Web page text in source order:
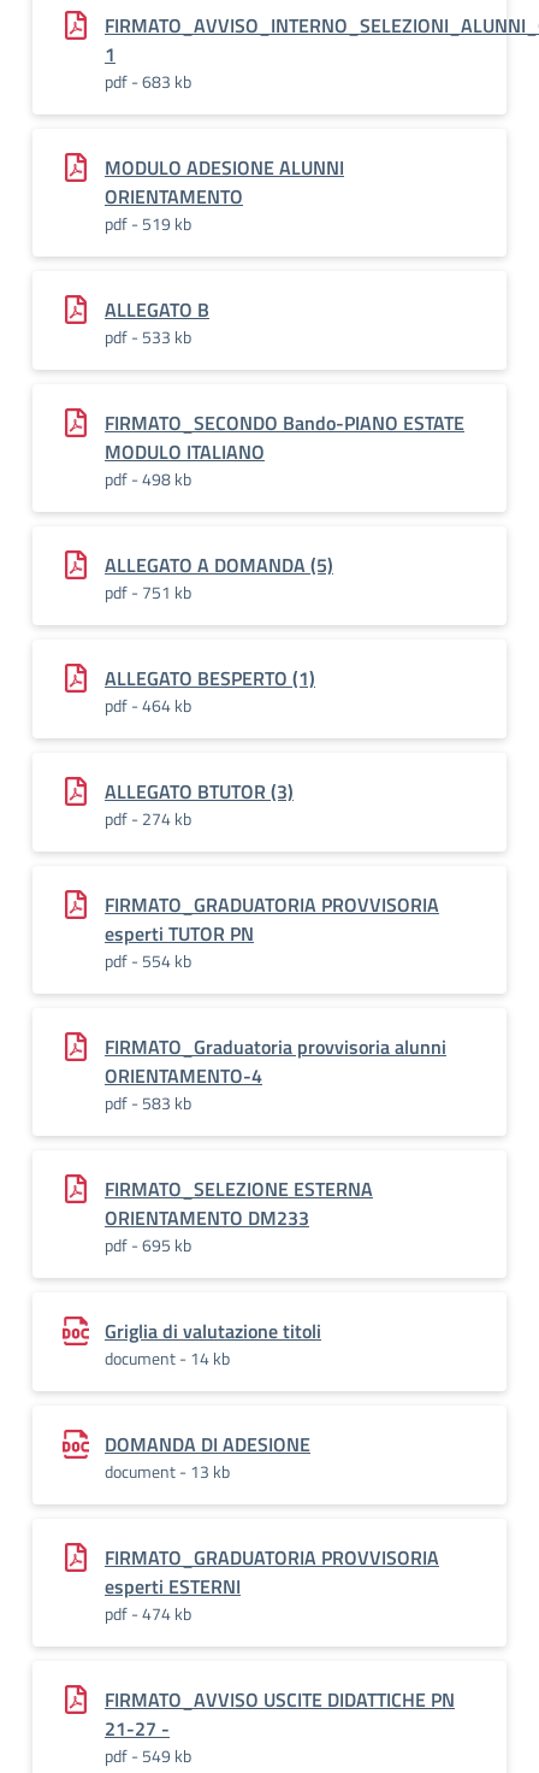
1
pdf - 683 kb
MODULO ADESIONE ALUNNI
ORIENTAMENTO
pdf - 519 kb
ALLEGATO B
pdf - 533 kb
FIRMATO_SECONDO Bando-PIANO ESTATE
MODULO ITALIANO
pdf - 498 kb
ALLEGATO A DOMANDA (5)
pdf - 751 kb
ALLEGATO BESPERTO (1)
pdf - 464 kb
ALLEGATO BTUTOR (3)
pdf - 274 kb
FIRMATO_GRADUATORIA PROVVISORIA
esperti TUTOR PN
pdf - 554 kb
FIRMATO_Graduatoria provvisoria alunni
ORIENTAMENTO-4
pdf - 583 kb
FIRMATO_SELEZIONE ESTERNA
ORIENTAMENTO DM233
pdf - 695 kb
Griglia di valutazione titoli
document - 14 kb
DOMANDA DI ADESIONE
document - 13 kb
FIRMATO_GRADUATORIA PROVVISORIA
esperti ESTERNI
pdf - 474 kb
FIRMATO_AVVISO USCITE DIDATTICHE PN
21-27 -
pdf - 549 kb